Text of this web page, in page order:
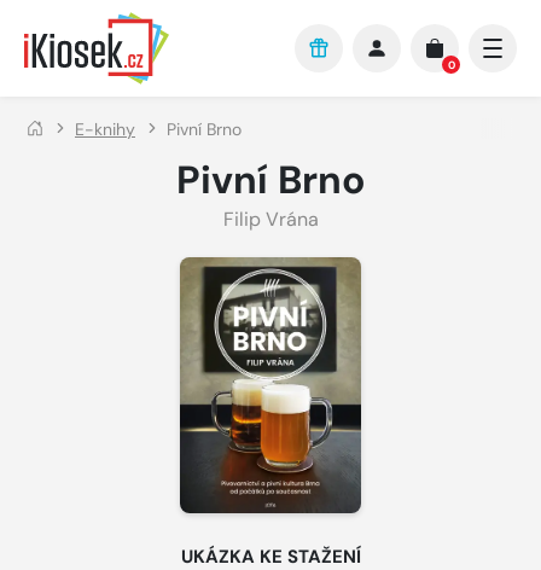
Přejít na hlavní obsah
0
E-knihy Pivní Brno
Pivní Brno
Filip Vrána
UKÁZKA KE STAŽENÍ